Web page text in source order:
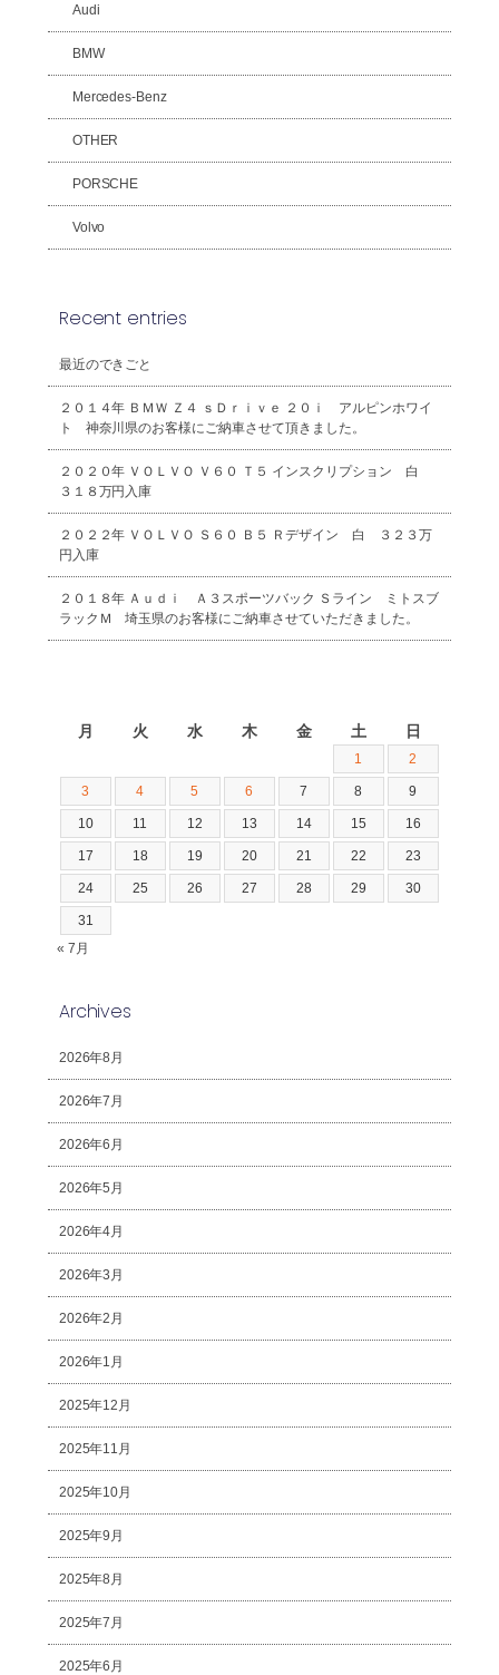
Audi
BMW
Mercedes-Benz
OTHER
PORSCHE
Volvo
Recent entries
最近のできごと
２０１４年 ＢＭＷ Ｚ４ ｓＤｒｉｖｅ ２０ｉ アルピンホワイ
ト 神奈川県のお客様にご納車させて頂きました。
２０２０年 ＶＯＬＶＯ Ｖ６０ Ｔ５ インスクリプション 白
３１８万円入庫
２０２２年 ＶＯＬＶＯ Ｓ６０ Ｂ５ Ｒデザイン 白 ３２３万
円入庫
２０１８年 Ａｕｄｉ Ａ３スポーツバック Ｓライン ミトスブ
ラックＭ 埼玉県のお客様にご納車させていただきました。
月 火 水 木 金 土 日
1 2
3 4 5 6 7 8 9
10 11 12 13 14 15 16
17 18 19 20 21 22 23
24 25 26 27 28 29 30
31
« 7月
Archives
2026年8月
2026年7月
2026年6月
2026年5月
2026年4月
2026年3月
2026年2月
2026年1月
2025年12月
2025年11月
2025年10月
2025年9月
2025年8月
2025年7月
2025年6月